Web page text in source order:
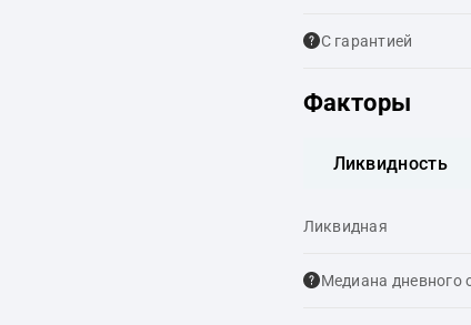
С гарантией
Факторы
Ликвидность
Ликвидная
Медиана дневного